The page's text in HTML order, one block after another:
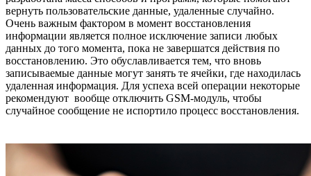
вернуть пользовательские данные, удаленные случайно.
Очень важным фактором в момент восстановления
информации является полное исключение записи любых
данных до того момента, пока не завершатся действия по
восстановлению. Это обуславливается тем, что вновь
записываемые данные могут занять те ячейки, где находилась
удаленная информация. Для успеха всей операции некоторые
рекомендуют вообще отключить GSM-модуль, чтобы
случайное сообщение не испортило процесс восстановления.